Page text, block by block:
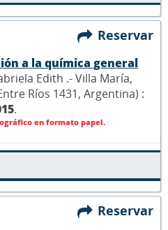
Reservar
a la química general
Edith .- Villa María,
Ríos 1431, Argentina) :
.
en formato papel.
Reservar